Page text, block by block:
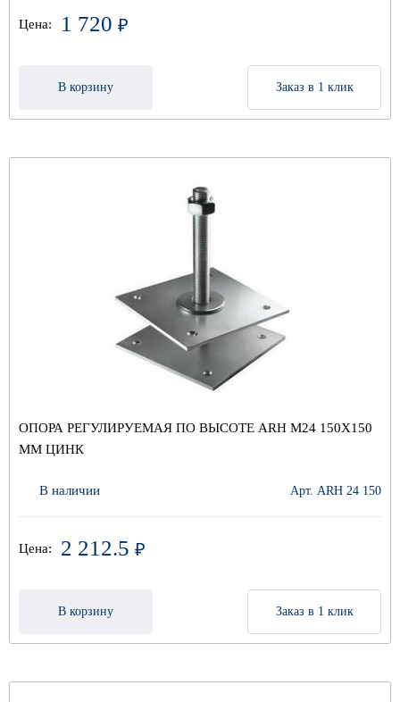
Цена: 1 720 ₽
В корзину Заказ в 1 клик
ОПОРА РЕГУЛИРУЕМАЯ ПО ВЫСОТЕ ARH M24 150Х150
ММ ЦИНК
В наличии Арт. ARH 24 150
Цена: 2 212.5 ₽
В корзину Заказ в 1 клик